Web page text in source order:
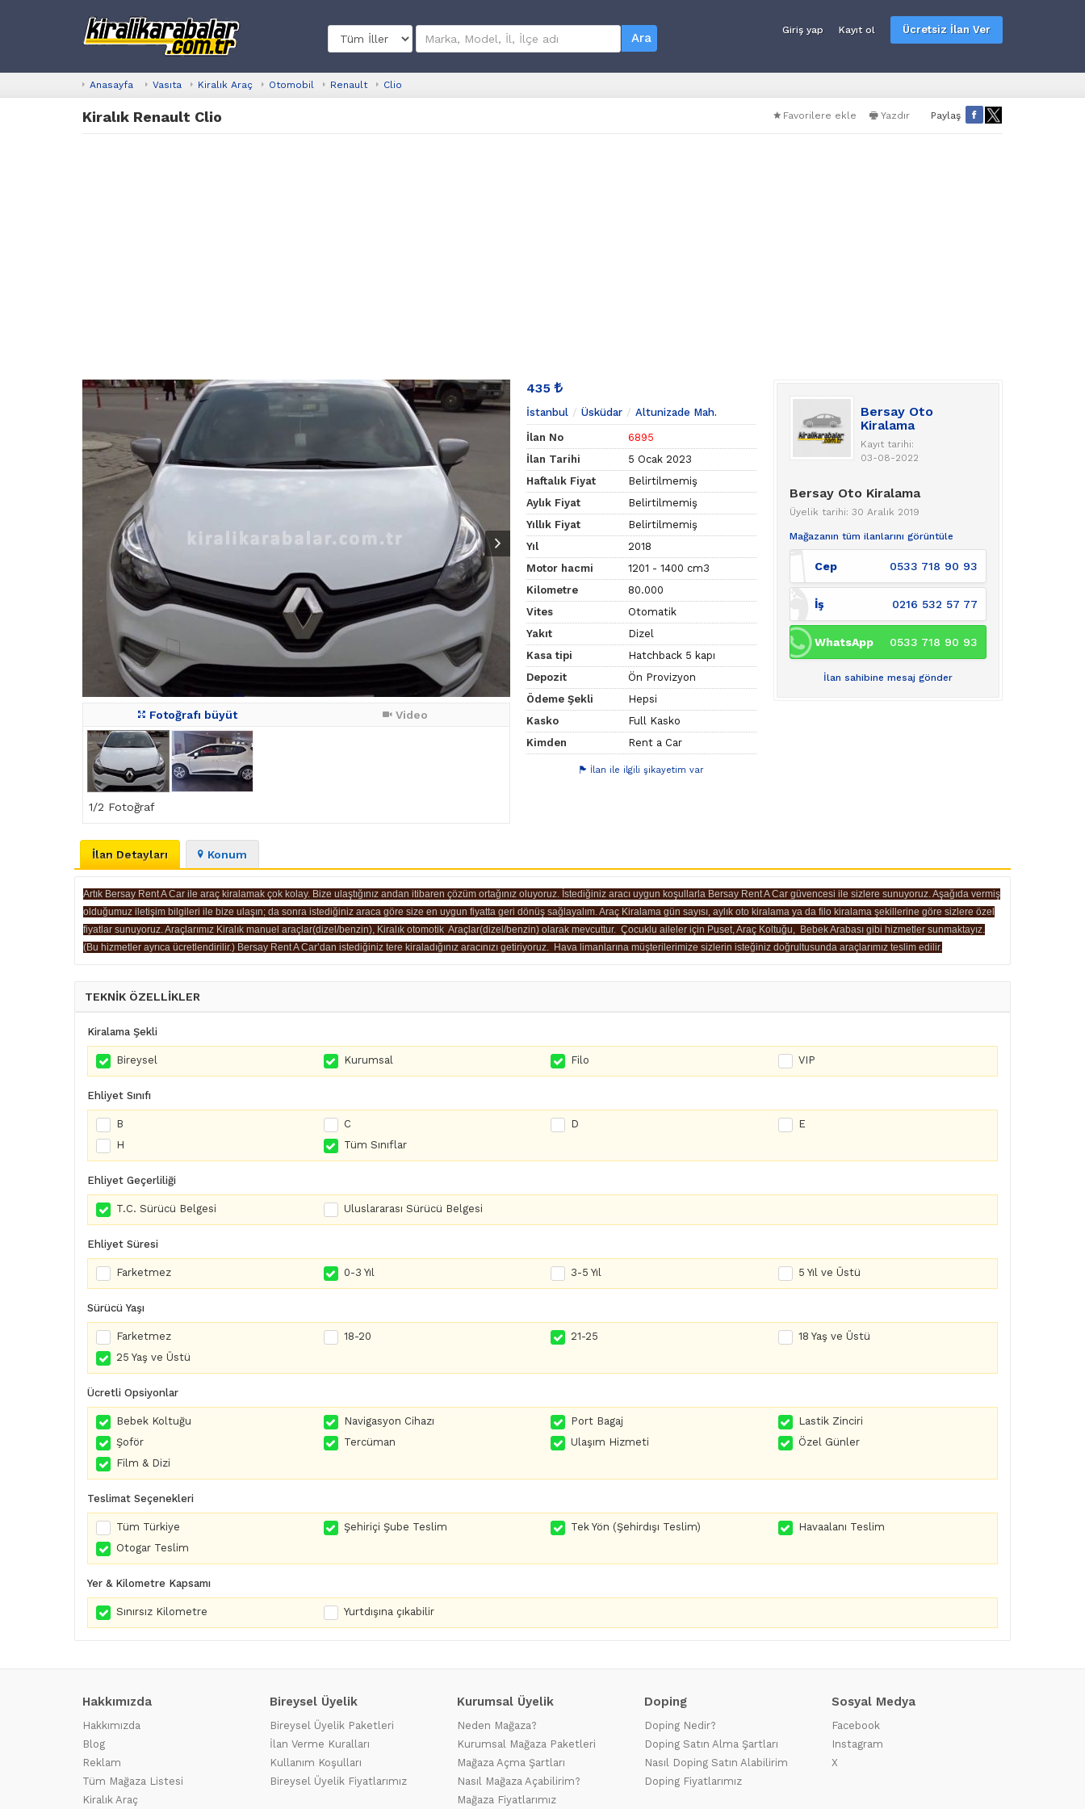
Ara
Giriş yap Kayıt ol Ücretsiz İlan Ver
Anasayfa Vasıta Kiralık Araç Otomobil Renault Clio
Kiralık Renault Clio Favorilere ekle Yazdır Paylaş
Fotoğrafı büyüt Video
1/2 Fotoğraf
435
İstanbul Üsküdar Altunizade Mah.
İlan No
6895
İlan Tarihi
5 Ocak 2023
Haftalık Fiyat
Belirtilmemiş
Aylık Fiyat
Belirtilmemiş
Yıllık Fiyat
Belirtilmemiş
Yıl
2018
Motor hacmi
1201 - 1400 cm3
Kilometre
80.000
Vites
Otomatik
Yakıt
Dizel
Kasa tipi
Hatchback 5 kapı
Depozit
Ön Provizyon
Ödeme Şekli
Hepsi
Kasko
Full Kasko
Kimden
Rent a Car
İlan ile ilgili şikayetim var
Bersay Oto
Kiralama
Kayıt tarihi:
03-08-2022
Bersay Oto Kiralama
Üyelik tarihi: 30 Aralık 2019
Mağazanın tüm ilanlarını görüntüle
Cep 0533 718 90 93
İş 0216 532 57 77
WhatsApp 0533 718 90 93
İlan sahibine mesaj gönder
İlan Detayları Konum
Artık Bersay Rent A Car ile araç kiralamak çok kolay. Bize ulaştığınız andan itibaren çözüm ortağınız oluyoruz. İstediğiniz aracı uygun koşullarla Bersay Rent A Car güvencesi ile sizlere sunuyoruz. Aşağıda vermiş
olduğumuz iletişim bilgileri ile bize ulaşın; da sonra istediğiniz araca göre size en uygun fiyatta geri dönüş sağlayalım. Araç Kiralama gün sayısı, aylık oto kiralama ya da filo kiralama şekillerine göre sizlere özel
fiyatlar sunuyoruz. Araçlarımız Kiralık manuel araçlar(dizel/benzin), Kiralık otomotik Araçlar(dizel/benzin) olarak mevcuttur. Çocuklu aileler için Puset, Araç Koltuğu, Bebek Arabası gibi hizmetler sunmaktayız.
(Bu hizmetler ayrıca ücretlendirilir.) Bersay Rent A Car’dan istediğiniz tere kiraladığınız aracınızı getiriyoruz. Hava limanlarına müşterilerimize sizlerin isteğiniz doğrultusunda araçlarımız teslim edilir.
TEKNİK ÖZELLİKLER
Kiralama Şekli
Bireysel Kurumsal Filo VIP
Ehliyet Sınıfı
B C D
E
H
Tüm Sınıflar
Ehliyet Geçerliliği
T.C. Sürücü Belgesi Uluslararası Sürücü Belgesi
Ehliyet Süresi
Farketmez 0-3 Yıl 3-5 Yıl 5 Yıl ve Üstü
Sürücü Yaşı
Farketmez 18-20 21-25
18 Yaş ve Üstü
25 Yaş ve Üstü
Ücretli Opsiyonlar
Bebek Koltuğu Navigasyon Cihazı Port Bagaj
Lastik Zinciri
Şoför
Tercüman Ulaşım Hizmeti
Özel Günler
Film & Dizi
Teslimat Seçenekleri
Tüm Türkiye Şehiriçi Şube Teslim Tek Yön (Şehirdışı Teslim)
Havaalanı Teslim
Otogar Teslim
Yer & Kilometre Kapsamı
Sınırsız Kilometre Yurtdışına çıkabilir
Hakkımızda
Hakkımızda
Blog
Reklam
Tüm Mağaza Listesi
Kiralık Araç
Bireysel Üyelik
Bireysel Üyelik Paketleri
İlan Verme Kuralları
Kullanım Koşulları
Bireysel Üyelik Fiyatlarımız
Kurumsal Üyelik
Neden Mağaza?
Kurumsal Mağaza Paketleri
Mağaza Açma Şartları
Nasıl Mağaza Açabilirim?
Mağaza Fiyatlarımız
Doping
Doping Nedir?
Doping Satın Alma Şartları
Nasıl Doping Satın Alabilirim
Doping Fiyatlarımız
Sosyal Medya
Facebook
Instagram
X